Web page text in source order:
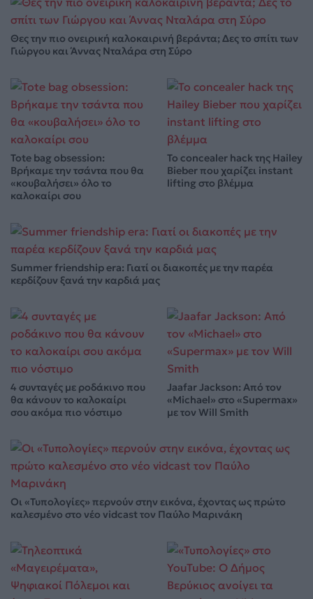
Θες την πιο ονειρική καλοκαιρινή βεράντα; Δες το σπίτι των
Γιώργου και Άννας Νταλάρα στη Σύρο
Tote bag obsession:
Βρήκαμε την τσάντα που θα
«κουβαλήσει» όλο το
καλοκαίρι σου
Το concealer hack της Hailey
Bieber που χαρίζει instant
lifting στο βλέμμα
Summer friendship era: Γιατί οι διακοπές με την παρέα
κερδίζουν ξανά την καρδιά μας
4 συνταγές με ροδάκινο που
θα κάνουν το καλοκαίρι
σου ακόμα πιο νόστιμο
Jaafar Jackson: Από τον
«Michael» στο «Supermax»
με τον Will Smith
Οι «Τυπολογίες» περνούν στην εικόνα, έχοντας ως πρώτο
καλεσμένο στο νέο vidcast τον Παύλο Μαρινάκη